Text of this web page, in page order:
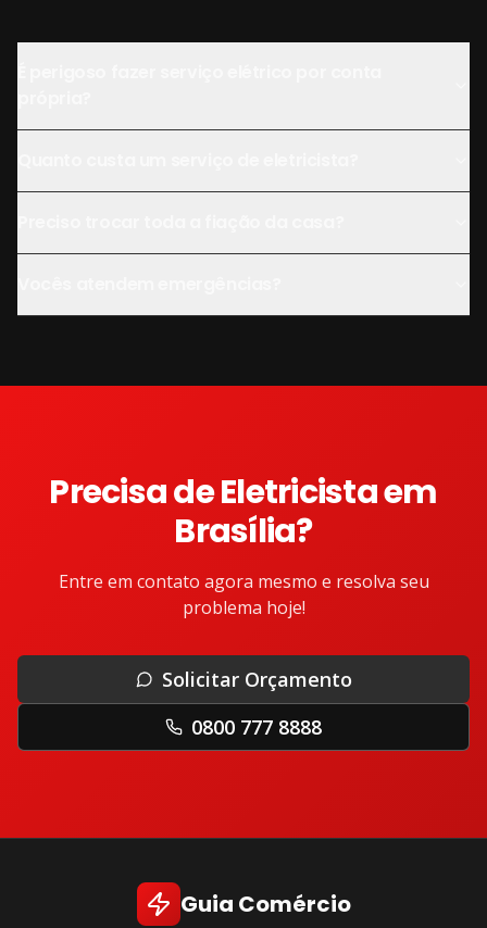
Precisa deEletricistaem
Brasília?
Entre em contato agora mesmo e resolva seu
problema hoje!
Solicitar Orçamento
0800 777 8888
Guia Comércio